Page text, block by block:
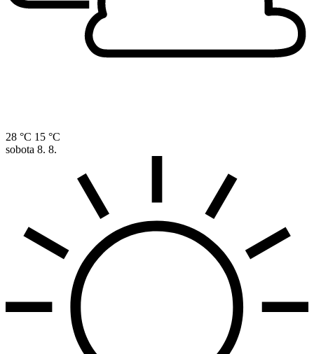
28 °C 15 °C
sobota 8. 8.